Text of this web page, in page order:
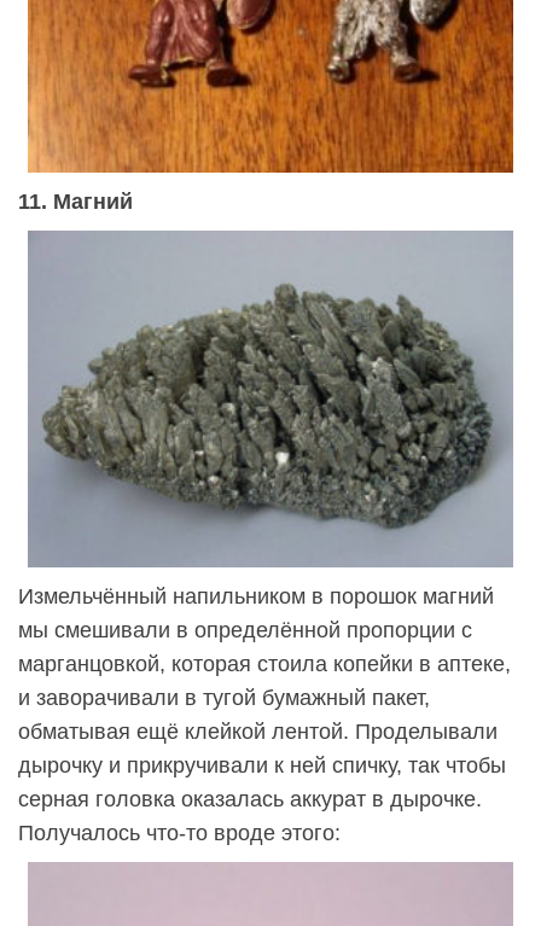
11. Магний
Измельчённый напильником в порошок магний
мы смешивали в определённой пропорции с
марганцовкой, которая стоила копейки в аптеке,
и заворачивали в тугой бумажный пакет,
обматывая ещё клейкой лентой. Проделывали
дырочку и прикручивали к ней спичку, так чтобы
серная головка оказалась аккурат в дырочке.
Получалось что-то вроде этого: